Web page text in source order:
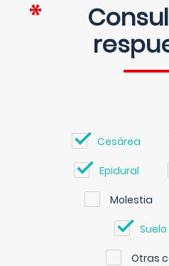
Cesárea
Epidural
Molestia
Otras